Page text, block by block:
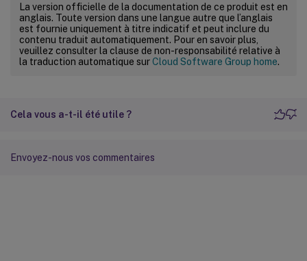
La version officielle de la documentation de ce produit est en
anglais. Toute version dans une langue autre que l’anglais
est fournie uniquement à titre indicatif et peut inclure du
contenu traduit automatiquement. Pour en savoir plus,
veuillez consulter la clause de non-responsabilité relative à
la traduction automatique surCloud Software Group home.
Cela vous a-t-il été utile ?
Envoyez-nous vos commentaires